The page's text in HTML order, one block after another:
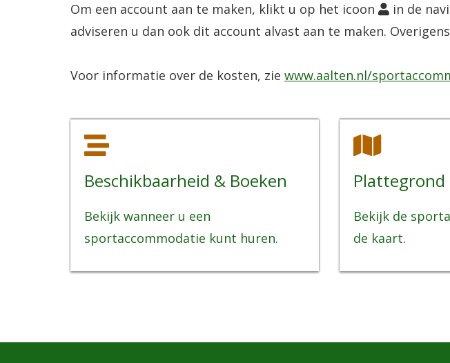
Om een account aan te maken, klikt u op het icoon
in de
adviseren u dan ook dit account alvast aan te maken.
Voor informatie over de kosten, zie www.aalten.nl/
Beschikbaarheid & Boeken
Bekijk wanneer u een
sportaccommodatie kunt huren.
Plattegrond
Bekijk de
de kaart.